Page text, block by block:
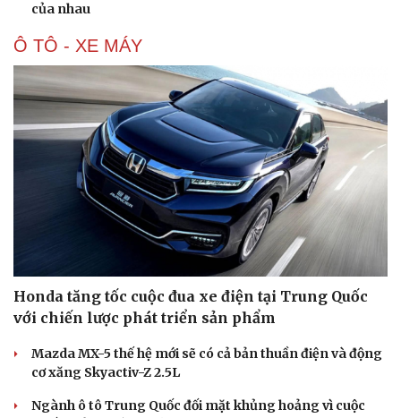
của nhau
Ô TÔ - XE MÁY
Honda tăng tốc cuộc đua xe điện tại Trung Quốc
với chiến lược phát triển sản phẩm
Mazda MX-5 thế hệ mới sẽ có cả bản thuần điện và động
cơ xăng Skyactiv-Z 2.5L
Ngành ô tô Trung Quốc đối mặt khủng hoảng vì cuộc